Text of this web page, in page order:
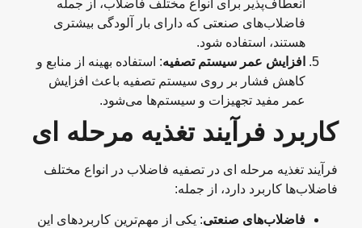
انعطاف‌پذیر برای انواع مختلف فاضلاب، از جمله
فاضلاب‌های صنعتی که دارای بار آلودگی بیشتری
هستند، استفاده شود.
افزایش عمر سیستم تصفیه: استفاده بهینه از منابع و
کاهش فشار بر روی سیستم تصفیه باعث افزایش
عمر مفید تجهیزات و سیستم‌ها می‌شود.
کاربرد فرآیند تغذیه مرحله‌ ای
فرآیند تغذیه مرحله‌ ای در تصفیه فاضلاب در انواع مختلف
فاضلاب‌ها کاربرد دارد، از جمله:
فاضلاب‌های صنعتی : یکی از مهم‌ترین کاربردهای این